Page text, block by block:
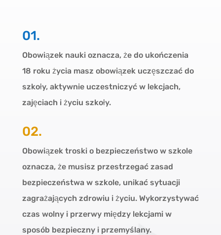
01.
Obowiązek nauki oznacza, że do ukończenia
18 roku życia masz obowiązek uczęszczać do
szkoły, aktywnie uczestniczyć w lekcjach,
zajęciach i życiu szkoły.
02.
Obowiązek troski o bezpieczeństwo w szkole
oznacza, że musisz przestrzegać zasad
bezpieczeństwa w szkole, unikać sytuacji
zagrażających zdrowiu i życiu. Wykorzystywać
czas wolny i przerwy między lekcjami w
sposób bezpieczny i przemyślany.